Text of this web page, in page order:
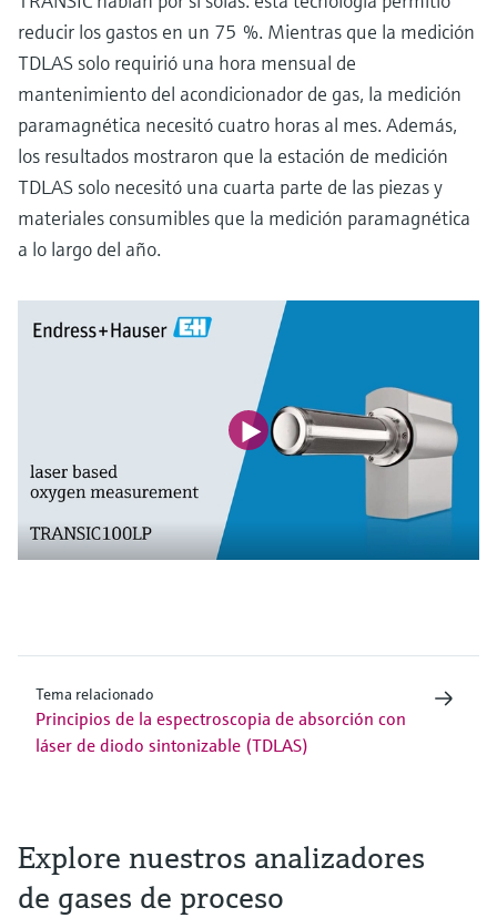
reducir los gastos en un 75 %. Mientras que la medición
TDLAS solo requirió una hora mensual de
mantenimiento del acondicionador de gas, la medición
paramagnética necesitó cuatro horas al mes. Además,
los resultados mostraron que la estación de medición
TDLAS solo necesitó una cuarta parte de las piezas y
materiales consumibles que la medición paramagnética
a lo largo del año.
Tema relacionado
Principios de la espectroscopia de absorción con
láser de diodo sintonizable (TDLAS)
Explore nuestros analizadores
de gases de proceso